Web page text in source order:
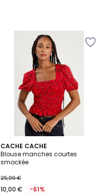
CACHE CACHE
Blouse manches courtes
smockée
25,99 €
10,00 € -61%